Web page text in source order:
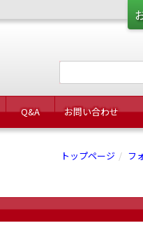
Q&A お問い合わせ
トップページ フ